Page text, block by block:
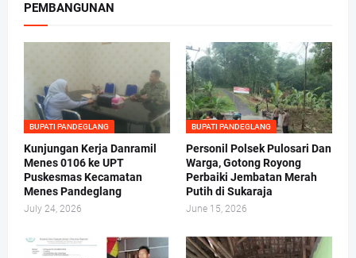
PEMBANGUNAN
BUPATI PANDEGLANG
Kunjungan Kerja Danramil
Menes 0106 ke UPT
Puskesmas Kecamatan
Menes Pandeglang
July 24, 2026
BUPATI PANDEGLANG
Personil Polsek Pulosari Dan
Warga, Gotong Royong
Perbaiki Jembatan Merah
Putih di Sukaraja
June 15, 2026